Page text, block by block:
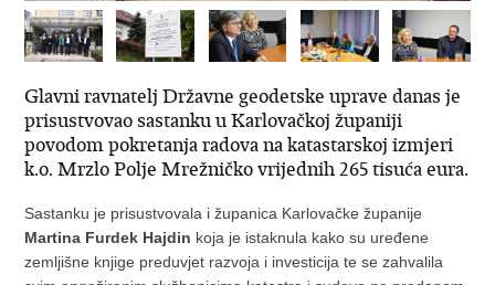
Glavni ravnatelj Državne geodetske uprave danas je
prisustvovao sastanku u Karlovačkoj županiji
povodom pokretanja radova na katastarskoj izmjeri
k.o. Mrzlo Polje Mrežničko vrijednih 265 tisuća eura.
Sastanku je prisustvovala i županica Karlovačke županije
Martina Furdek Hajdin koja je istaknula kako su uređene
zemljišne knjige preduvjet razvoja i investicija te se zahvalila